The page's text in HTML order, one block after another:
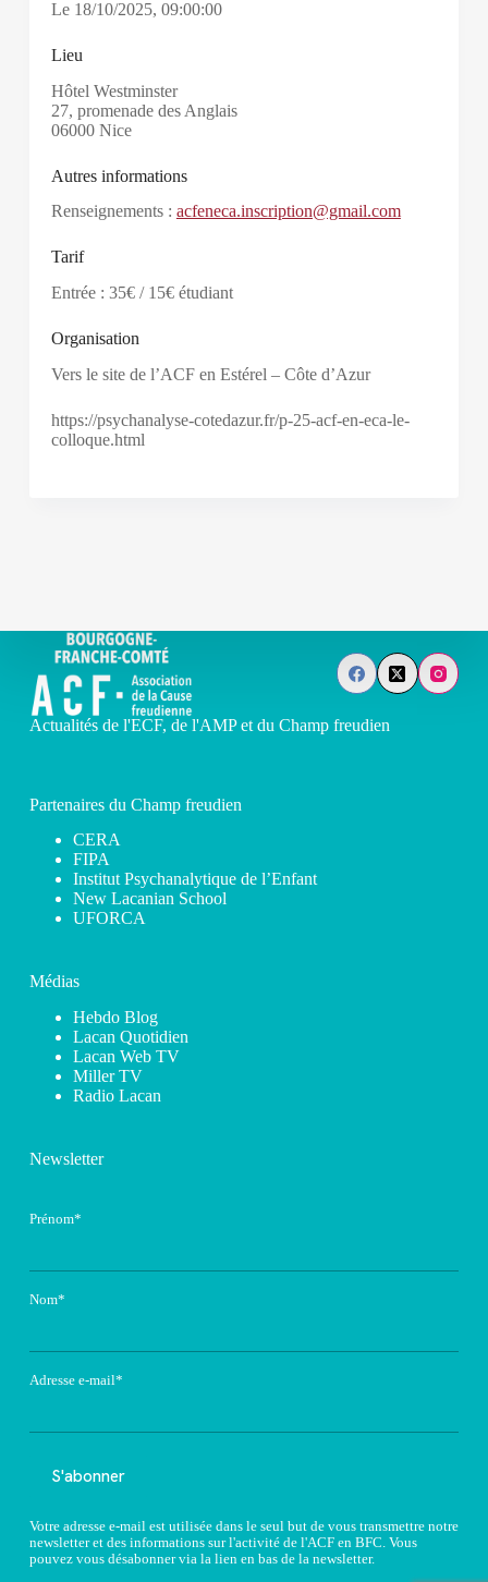
Le 18/10/2025, 09:00:00
Lieu
Hôtel Westminster
27, promenade des Anglais
06000 Nice
Autres informations
Renseignements : acfeneca.inscription@gmail.com
Tarif
Entrée : 35€ / 15€ étudiant
Organisation
Vers le site de l’ACF en Estérel – Côte d’Azur
https://psychanalyse-cotedazur.fr/p-25-acf-en-eca-le-
colloque.html
Actualités de l'ECF, de l'AMP et du Champ freudien
Partenaires du Champ freudien
CERA
FIPA
Institut Psychanalytique de l’Enfant
New Lacanian School
UFORCA
Médias
Hebdo Blog
Lacan Quotidien
Lacan Web TV
Miller TV
Radio Lacan
Newsletter
Prénom*
Nom*
Adresse e-mail*
Votre adresse e-mail est utilisée dans le seul but de vous transmettre notre
newsletter et des informations sur l'activité de l'ACF en BFC. Vous
pouvez vous désabonner via la lien en bas de la newsletter.